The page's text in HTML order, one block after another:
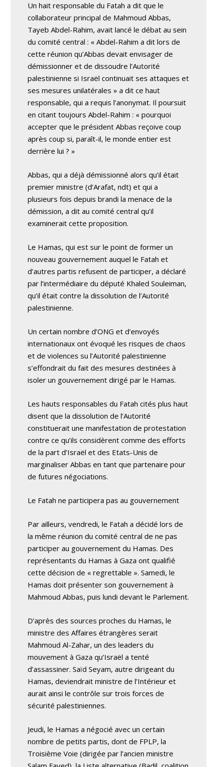
Un hait responsable du Fatah a dit que le
collaborateur principal de Mahmoud Abbas,
Tayeb Abdel-Rahim, avait lancé le débat au sein
du comité central : « Abdel-Rahim a dit lors de
cette réunion qu’Abbas devait envisager de
démissionner et de dissoudre l’Autorité
palestinienne si Israël continuait ses attaques et
ses mesures unilatérales » a dit ce haut
responsable, qui a requis l’anonymat. Il poursuit
en citant toujours Abdel-Rahim : « pourquoi
accepter que le président Abbas reçoive coup
après coup si, paraît-il, le monde entier est
derrière lui ? »
Abbas, qui a déjà démissionné alors qu’il était
premier ministre (d’Arafat, ndt) et qui a
plusieurs fois depuis brandi la menace de la
démission, a dit au comité central qu’il
examinerait cette proposition.
Le Hamas, qui est sur le point de former un
nouveau gouvernement auquel le Fatah et
d’autres partis refusent de participer, a déclaré
par l’intermédiaire du député Khaled Souleiman,
qu’il était contre la dissolution de l’Autorité
palestinienne.
Un certain nombre d’ONG et d’envoyés
internationaux ont évoqué les risques de chaos
et de violences su l’Autorité palestinienne
s’effondrait du fait des mesures destinées à
isoler un gouvernement dirigé par le Hamas.
Les hauts responsables du Fatah cités plus haut
disent que la dissolution de l’Autorité
constituerait une manifestation de protestation
contre ce qu’ils considèrent comme des efforts
de la part d’Israël et des Etats-Unis de
marginaliser Abbas en tant que partenaire pour
de futures négociations.
Le Fatah ne participera pas au gouvernement
Par ailleurs, vendredi, le Fatah a décidé lors de
la même réunion du comité central de ne pas
participer au gouvernement du Hamas. Des
représentants du Hamas à Gaza ont qualifié
cette décision de « regrettable ». Samedi, le
Hamas doit présenter son gouvernement à
Mahmoud Abbas, puis lundi devant le Parlement.
D’après des sources proches du Hamas, le
ministre des Affaires étrangères serait
Mahmoud Al-Zahar, un des leaders du
mouvement à Gaza qu’Israël a tenté
d’assassiner. Saïd Seyam, autre dirigeant du
Hamas, deviendrait ministre de l’Intérieur et
aurait ainsi le contrôle sur trois forces de
sécurité palestiniennes.
Jeudi, le Hamas a négocié avec un certain
nombre de petits partis, dont de FPLP, la
Troisième Voie (dirigée par l’ancien ministre